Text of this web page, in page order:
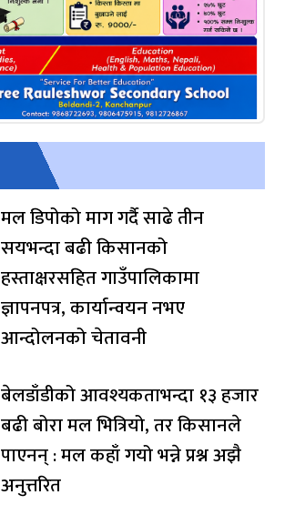
मल डिपोको माग गर्दै साढे तीन
सयभन्दा बढी किसानको
हस्ताक्षरसहित गाउँपालिकामा
ज्ञापनपत्र, कार्यान्वयन नभए
आन्दोलनको चेतावनी
बेलडाँडीको आवश्यकताभन्दा १३ हजार
बढी बोरा मल भित्रियो, तर किसानले
पाएनन् : मल कहाँ गयो भन्ने प्रश्न अझै
अनुत्तरित